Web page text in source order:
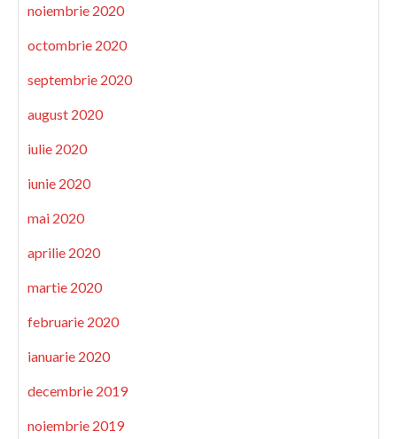
noiembrie 2020
octombrie 2020
septembrie 2020
august 2020
iulie 2020
iunie 2020
mai 2020
aprilie 2020
martie 2020
februarie 2020
ianuarie 2020
decembrie 2019
noiembrie 2019